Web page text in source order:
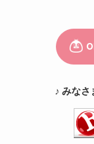
♪ みなさ